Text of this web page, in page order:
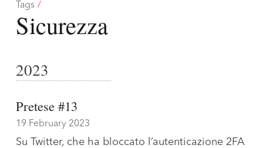
Tags /
Sicurezza
2023
Pretese #13
19 February 2023
Su Twitter, che ha bloccato l’autenticazione 2FA